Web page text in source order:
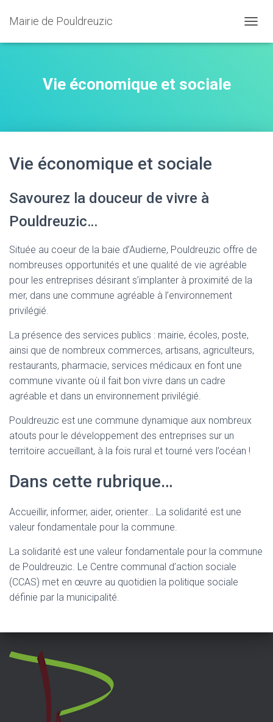
Mairie de Pouldreuzic
Vie économique et sociale
Vie économique et sociale
Savourez la douceur de vivre à
Pouldreuzic…
Située au coeur de la baie d’Audierne, Pouldreuzic offre de
nombreuses opportunités et une qualité de vie agréable
pour les entreprises désirant s’implanter à proximité de la
mer, dans une commune agréable à l’environnement
privilégié.
La présence des services publics : mairie, écoles, poste,
ainsi que de nombreux commerces, artisans, agriculteurs,
restaurants, pharmacie, services médicaux en font une
commune vivante où il fait bon vivre dans un cadre
agréable et dans un environnement privilégié.
Pouldreuzic est une commune dynamique aux nombreux
atouts pour le développement des entreprises sur un
territoire accueillant, à la fois rural et tourné vers l’océan !
Dans cette rubrique…
Accueillir, informer, aider, orienter… La solidarité est une
valeur fondamentale pour la commune.
La solidarité est une valeur fondamentale pour la commune
de Pouldreuzic. Le Centre communal d’action sociale
(CCAS) met en œuvre au quotidien la politique sociale
définie par la municipalité.